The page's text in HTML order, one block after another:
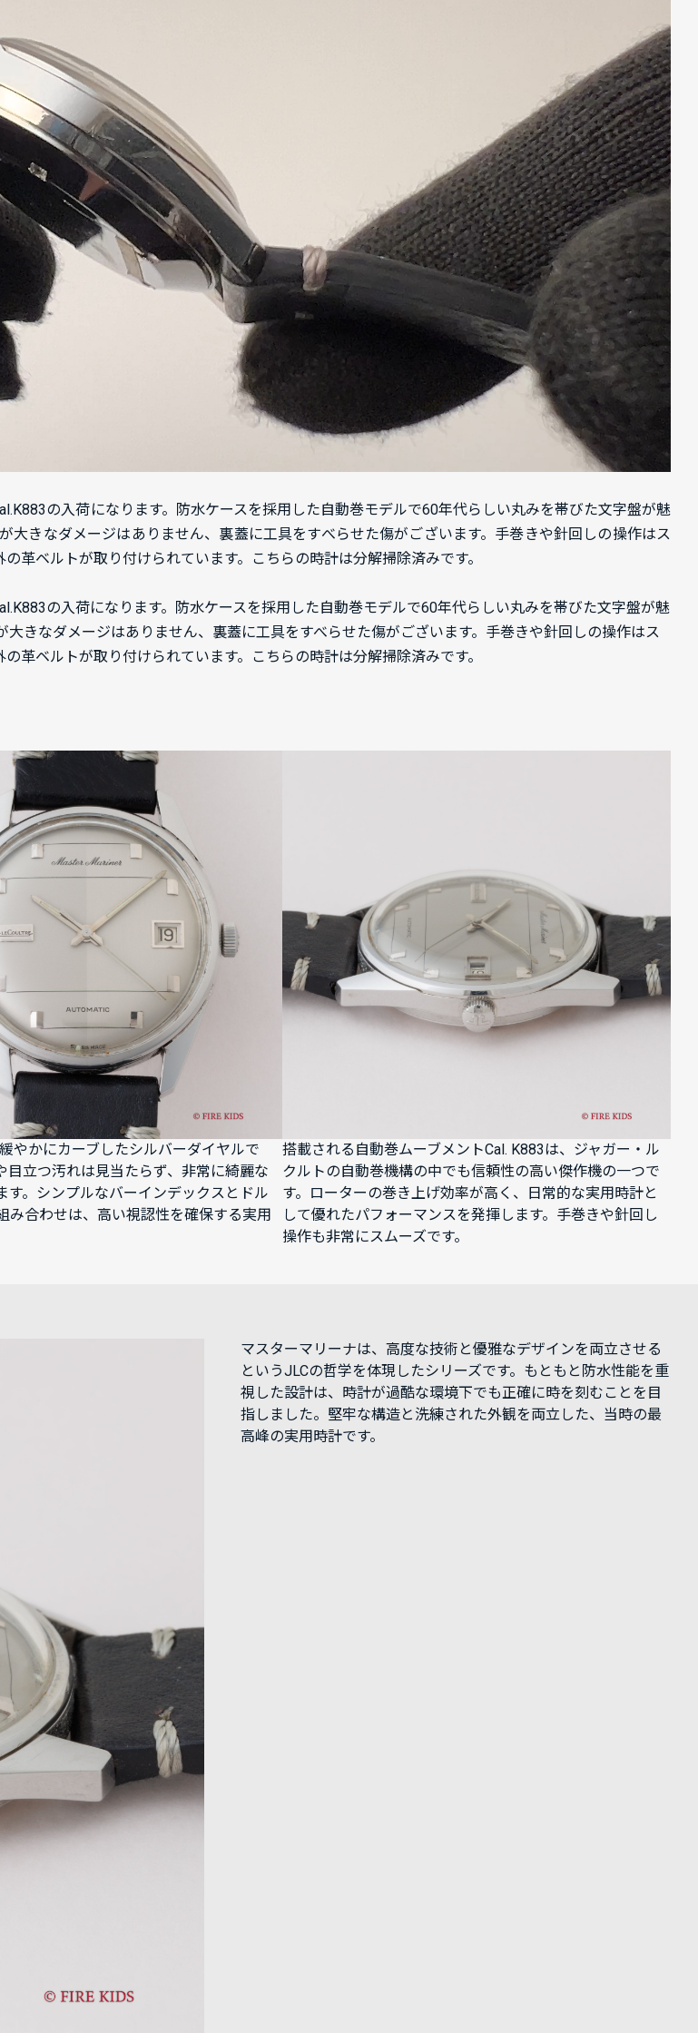
の入荷になります。防水ケースを採用した自動巻モデルで60年代らしい丸みを帯びた文字盤が魅
きなダメージはありません、裏蓋に工具をすべらせた傷がございます。手巻きや針回しの操作はス
革ベルトが取り付けられています。こちらの時計は分解掃除済みです。
の入荷になります。防水ケースを採用した自動巻モデルで60年代らしい丸みを帯びた文字盤が魅
きなダメージはありません、裏蓋に工具をすべらせた傷がございます。手巻きや針回しの操作はス
革ベルトが取り付けられています。こちらの時計は分解掃除済みです。
やかにカーブしたシルバーダイヤルで
目立つ汚れは見当たらず、非常に綺麗な
す。シンプルなバーインデックスとドル
み合わせは、高い視認性を確保する実用
搭載される自動巻ムーブメントCal. K883は、ジャガー・ル
クルトの自動巻機構の中でも信頼性の高い傑作機の一つで
す。ローターの巻き上げ効率が高く、日常的な実用時計と
して優れたパフォーマンスを発揮します。手巻きや針回し
操作も非常にスムーズです。
マスターマリーナは、高度な技術と優雅なデザインを両立させる
というJLCの哲学を体現したシリーズです。もともと防水性能を重
視した設計は、時計が過酷な環境下でも正確に時を刻むことを目
指しました。堅牢な構造と洗練された外観を両立した、当時の最
高峰の実用時計です。